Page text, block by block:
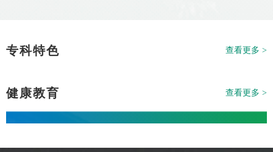
专科特色 查看更多 >
健康教育 查看更多 >